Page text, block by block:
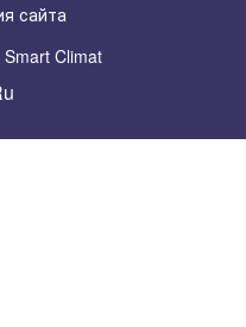
сайта
Climat